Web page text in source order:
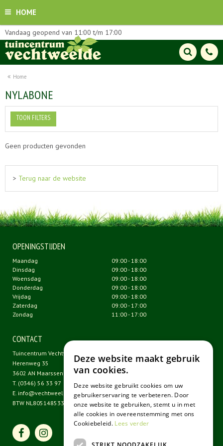
HOME
Home
Vandaag geopend van 11:00 t/m 17:00
NYLABONE
TOON FILTERS
Geen producten gevonden
> Terug naar de website
OPENINGSTIJDEN
Maandag
09:00 - 18:00
Dinsdag
09:00 - 18:00
Woensdag
09:00 - 18:00
Donderdag
09:00 - 18:00
Vrijdag
09:00 - 18:00
Zaterdag
09:00 - 17:00
Zondag
11:00 - 17:00
CONTACT
Tuincentrum Vechtweelde
Herenweg 35
3602 AN Maarssen
T. (0346) 56 33 97
E. info@vechtweelde.nl
BTW NL805148533B01
Deze website maakt gebruik
van cookies.
Deze website gebruikt cookies om uw
gebruikerservaring te verbeteren. Door
onze website te gebruiken, stemt u in met
alle cookies in overeenstemming met ons
Cookiebeleid. Lees verder